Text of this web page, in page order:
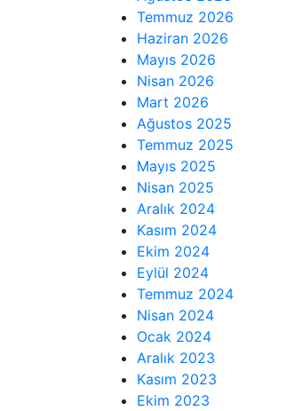
Temmuz 2026
Haziran 2026
Mayıs 2026
Nisan 2026
Mart 2026
Ağustos 2025
Temmuz 2025
Mayıs 2025
Nisan 2025
Aralık 2024
Kasım 2024
Ekim 2024
Eylül 2024
Temmuz 2024
Nisan 2024
Ocak 2024
Aralık 2023
Kasım 2023
Ekim 2023